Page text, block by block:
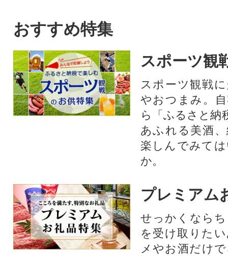
しました!
おすすめ特集
スポーツ観
スポーツ観戦
やおつまみ。
ら「ふるさと納
あふれる美酒
楽しんでみて
か。
プレミアム
せっかくなら
を受け取りた
メやお酒だけ